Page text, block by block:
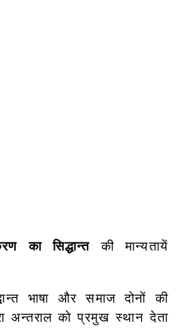
का सिद्धान्त की मान्यतायें
भाषा और समाज दोनों की
अन्तराल को प्रमुख स्थान देता